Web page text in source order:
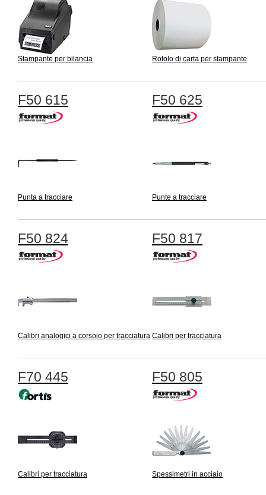
Stampante per bilancia Rotolo di carta per stampante
F50 615
Punta a tracciare
F50 625
Punte a tracciare
F50 824
Calibri analogici a corsoio per tracciatura
F50 817
Calibri per tracciatura
F70 445
Calibri per tracciatura
F50 805
Spessimetri in acciaio